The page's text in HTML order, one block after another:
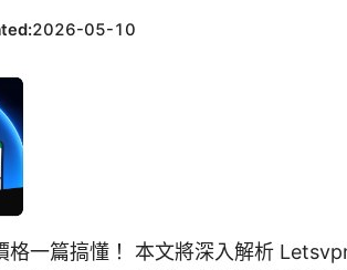
2026-05-10
一篇搞懂！ 本文將深入解析